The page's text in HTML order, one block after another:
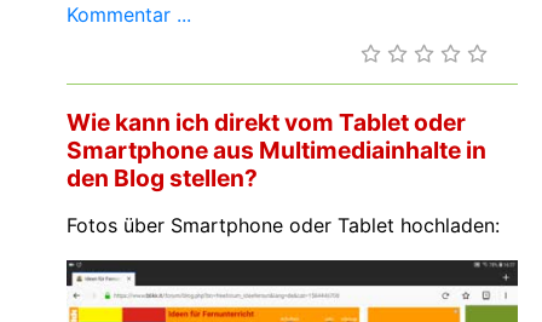
Kommentar ...
Wie kann ich direkt vom Tablet oder
Smartphone aus Multimediainhalte in
den Blog stellen?
Fotos über Smartphone oder Tablet hochladen: